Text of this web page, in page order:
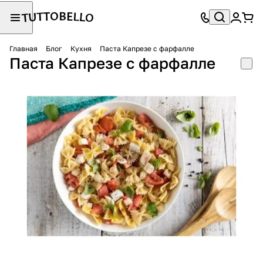
Главная Блог Кухня Паста Капрезе с фарфалле
Паста Капрезе с фарфалле